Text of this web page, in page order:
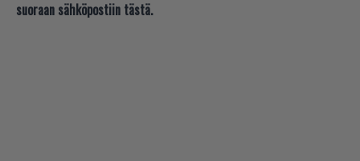
suoraan sähköpostiin tästä.